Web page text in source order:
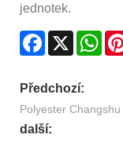
jednotek.
Facebook
X
Předchozí:
Polyester
další: